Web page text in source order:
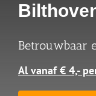
Betrouwbaar
Al vanaf € 4,-